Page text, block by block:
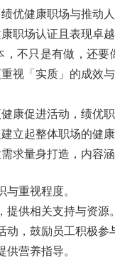
优健康职场与推动
职场认证且表现卓
，不只是有做，还
视「实质」的成效
康促进活动，绩优
立起整体职场的健
求量身打造，内容
重视程度。
供相关支持与资源。
，鼓励员工积极参
营养指导。​